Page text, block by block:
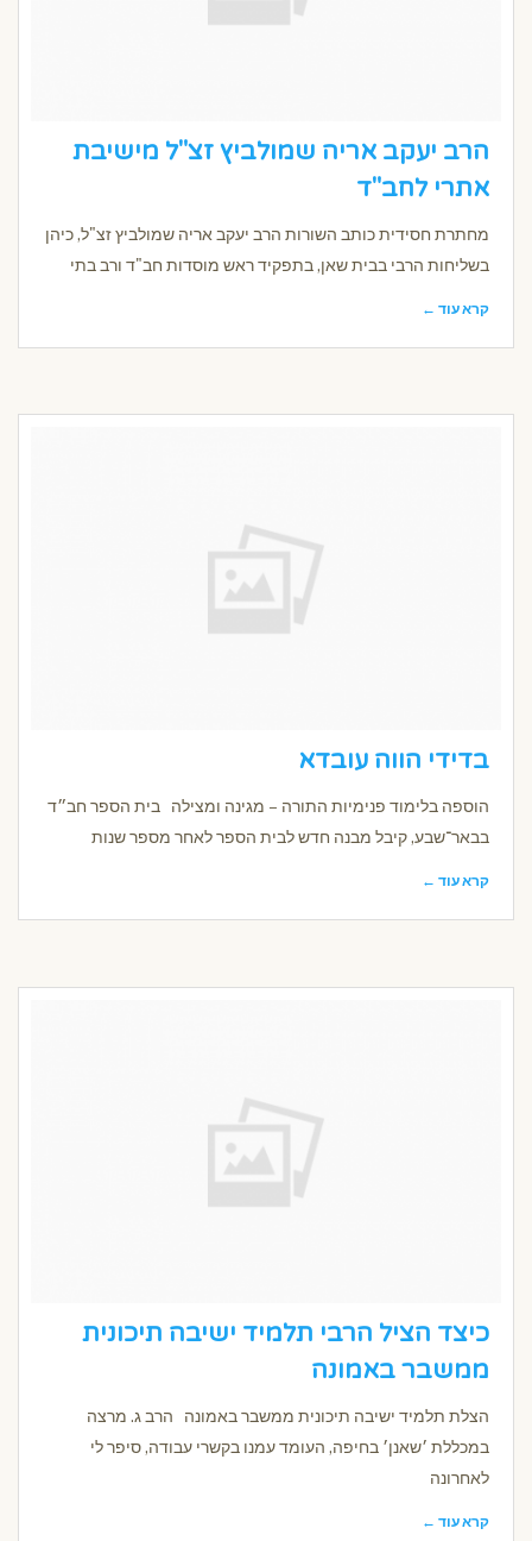
הרב יעקב אריה שמולביץ זצ"ל מישיבת
אתרי לחב"ד
מחתרת חסידית כותב השורות הרב יעקב אריה שמולביץ זצ"ל, כיהן
בשליחות הרבי בבית שאן, בתפקיד ראש מוסדות חב"ד ורב בתי
קרא עוד ←
בדידי הווה עובדא
הוספה בלימוד פנימיות התורה – מגינה ומצילה בית הספר חב״ד
בבאר־שבע, קיבל מבנה חדש לבית הספר לאחר מספר שנות
קרא עוד ←
כיצד הציל הרבי תלמיד ישיבה תיכונית
ממשבר באמונה
הצלת תלמיד ישיבה תיכונית ממשבר באמונה הרב ג. מרצה
במכללת ׳שאנן׳ בחיפה, העומד עמנו בקשרי עבודה, סיפר לי
לאחרונה
קרא עוד ←